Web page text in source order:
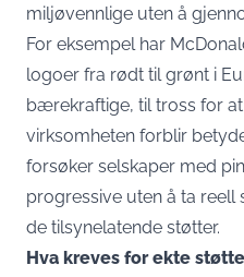
miljøvennlige uten å
For eksempel har
logoer fra rødt til grønt i
bærekraftige, til tross for
virksomheten forblir
forsøker selskaper med
progressive uten å ta
de tilsynelatende støtter.
Hva kreves for ekte